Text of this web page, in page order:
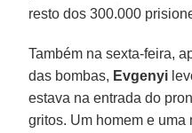
resto dos 300.000
Também na sexta-feira,
das bombas, Evgenyi
estava na entrada do
gritos. Um homem e